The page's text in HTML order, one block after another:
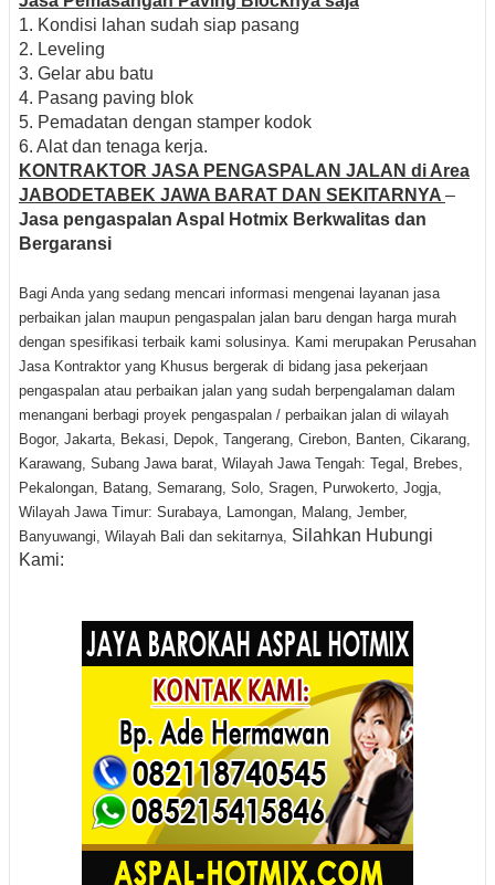
1. Kondisi lahan sudah siap pasang
2. Leveling
3. Gelar abu batu
4. Pasang paving blok
5. Pemadatan dengan stamper kodok
6. Alat dan tenaga kerja.
KONTRAKTOR JASA PENGASPALAN JALAN di Area
JABODETABEK JAWA BARAT DAN SEKITARNYA –
Jasa pengaspalan Aspal Hotmix Berkwalitas dan
Bergaransi
Bagi Anda yang sedang mencari informasi mengenai layanan jasa
perbaikan jalan maupun pengaspalan jalan baru dengan harga murah
dengan spesifikasi terbaik kami solusinya. Kami merupakan Perusahan
Jasa Kontraktor yang Khusus bergerak di bidang jasa pekerjaan
pengaspalan atau perbaikan jalan yang sudah berpengalaman dalam
menangani berbagi proyek pengaspalan / perbaikan jalan di wilayah
Bogor, Jakarta, Bekasi, Depok, Tangerang, Cirebon, Banten, Cikarang,
Karawang, Subang Jawa barat, Wilayah Jawa Tengah: Tegal, Brebes,
Pekalongan, Batang, Semarang, Solo, Sragen, Purwokerto, Jogja,
Wilayah Jawa Timur: Surabaya, Lamongan, Malang, Jember,
Banyuwangi, Wilayah Bali dan sekitarnya, Silahkan Hubungi
Kami: